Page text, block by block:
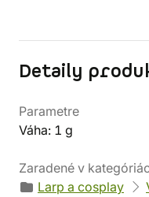
Detaily
Parametre
Váha: 1 g
Zaradené v
Larp a cosplay